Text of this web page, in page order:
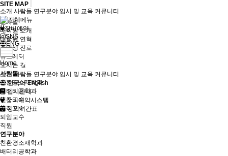
SITE MAP
소개
인사말
대학원 소개
대학원 연혁
졸업생 진로
뉴스레터
오시는 길
사람들
친환경소재학과
배터리공학과
연구교수
겸직교수
퇴임교수
직원
연구분야
친환경소재학과
배터리공학과
소개 사람들 연구분야 입시 및 교육 커뮤니티
장비예약
SNS
ENG
Home
소개 사람들 연구분야 입시 및 교육 커뮤니티
한국어 English
입시안내
장비예약시스템
강의시간표